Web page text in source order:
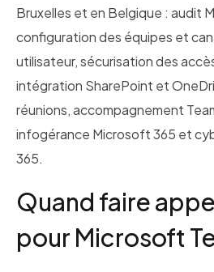
Bruxelles et en Belgique : audit
configuration des équipes et
utilisateur, sécurisation des
intégration SharePoint et
réunions, accompagnement
infogérance Microsoft 365 et
365.
Quand faire
pour Microsoft